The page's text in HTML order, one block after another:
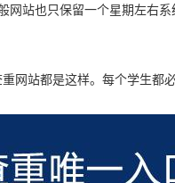
站也只保留一个星期左右系
站都是这样。每个学生都